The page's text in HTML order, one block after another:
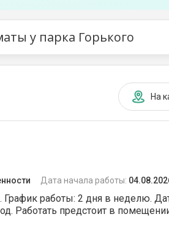
у парка Горького
На
Дата начала работы:
График работы: 2 дня в неделю.
Работать предстоит в